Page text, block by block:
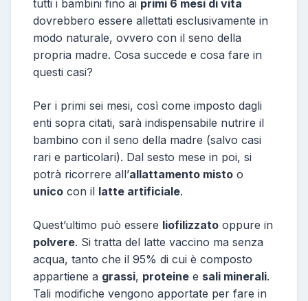
tutti i bambini fino ai primi 6 mesi di vita
dovrebbero essere allettati esclusivamente in
modo naturale, ovvero con il seno della
propria madre. Cosa succede e cosa fare in
questi casi?
Per i primi sei mesi, così come imposto dagli
enti sopra citati, sarà indispensabile nutrire il
bambino con il seno della madre (salvo casi
rari e particolari). Dal sesto mese in poi, si
potrà ricorrere all’allattamento misto o
unico con il latte artificiale.
Quest’ultimo può essere liofilizzato oppure in
polvere. Si tratta del latte vaccino ma senza
acqua, tanto che il 95% di cui è composto
appartiene a grassi, proteine e sali minerali.
Tali modifiche vengono apportate per fare in